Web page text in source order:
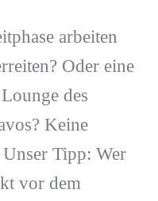
arbeiten
Oder eine
des
Keine
Tipp: Wer
vor dem